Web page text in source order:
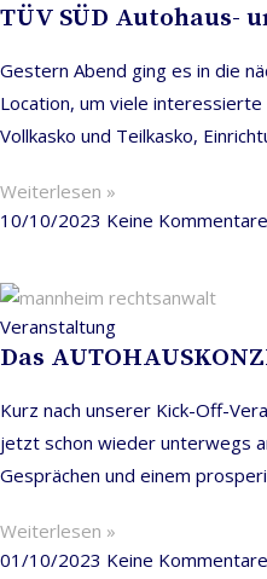
TÜV SÜD Autohaus-
Gestern Abend ging es in die
Location, um viele
Vollkasko und Teilkasko,
Weiterlesen »
10/10/2023 Keine Kommentare
Veranstaltung
Das
Kurz nach unserer Kick-Off-
jetzt schon wieder unterwegs
Gesprächen und einem
Weiterlesen »
01/10/2023 Keine Kommentare